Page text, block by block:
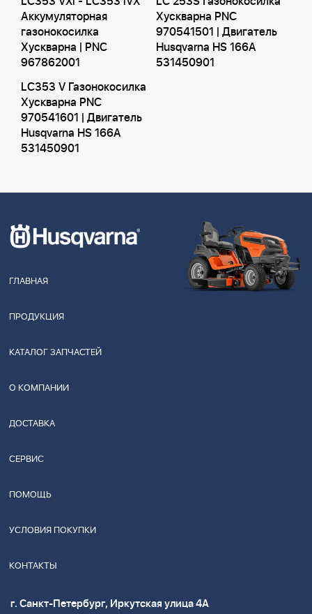
Аккумуляторная
газонокосилка
Хускварна | PNC
967862001
Хускварна PNC
970541501 | Двигатель
Husqvarna HS 166A
531450901
LC353 V Газонокосилка
Хускварна PNC
970541601 | Двигатель
Husqvarna HS 166A
531450901
ГЛАВНАЯ
ПРОДУКЦИЯ
КАТАЛОГ ЗАПЧАСТЕЙ
О КОМПАНИИ
ДОСТАВКА
СЕРВИС
ПОМОЩЬ
УСЛОВИЯ ПОКУПКИ
КОНТАКТЫ
г. Санкт-Петербург, Иркутская улица 4А